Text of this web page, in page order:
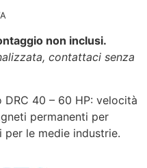
non inclusi.
contattaci senza
40 – 60 HP: velocità
permanenti per
per le medie industrie.